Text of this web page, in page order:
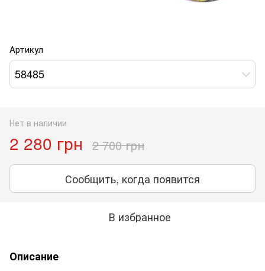
Артикул
58485
Нет в наличии
2 280 грн 2 700 грн
Сообщить, когда появится
В избранное
Описание